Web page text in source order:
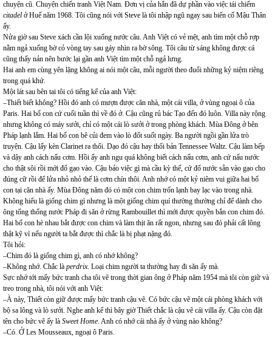
chuyện cũ. Chuyện chiến tranh Việt Nam. Đơn vị của hắn đã dự phần vào việc tái chiếm
citadel ở Huế năm 1968. Tôi cũng nói với Steve là tôi nhập ngũ ngay sau biến cố Mậu Thân
ấy.
Nửa giờ sau Steve xách cần lội xuống nước câu. Anh Việt có vẻ mệt, anh tìm một chỗ rợp
nằm ngả xuống bờ cỏ vòng tay sau gáy nhìn ra bờ sông. Tôi câu từ sáng không được cá
cũng thấy nản nên bước lại gần anh Việt tìm một chỗ ngả lưng.
Hai anh em cùng yên lặng không ai nói một câu, mỗi người theo đuổi những kỷ niệm riêng
trong quá khứ.
Một lát sau bên tai tôi có tiếng kể của anh Việt:
–Thiết biết không? Hồi đó anh có mượn được căn nhà, một cái villa, ở vùng ngoại ô của
Paris. Hai bố con cứ cuối tuần thì về đó ở. Cậu cũng rủ bác Tạo đến đó luôn. Villa này rộng
nhưng không có máy sưởi, chỉ có một cái lò sưởi ở trong phòng khách. Mùa Đông ở bên
Pháp lạnh lắm. Hai bố con bê củi đem vào lò đốt suốt ngày. Ba người ngồi gần lửa trò
truyện. Cậu lấy kèn Clarinet ra thổi. Dạo đó cậu hay thổi bản Tennessee Waltz. Cậu làm bếp
và dậy anh cách nấu cơm. Hồi ấy anh ngu quá không biết cách nấu cơm, anh cứ nấu nước
cho thật sôi rồi mới đổ gạo vào. Cậu bảo việc gì mà cầu kỳ thế, cứ đổ nước sẵn vào gạo cho
đúng cữ rồi để lửa nhỏ nhỏ thế là cơm chín thôi. Anh nhớ có một kỷ niêm vui giữa hai bố
con tại căn nhà ấy. Mùa Đông năm đó có một con chim trốn lạnh bay lạc vào trong nhà.
Không hiểu là giống chim gì nhưng là một giống chim quí thường thường chỉ để dành cho
ông tổng thống nước Pháp đi săn ở rừng Rambouillet thì mới được quyền bắn con chim đó.
Hai bố con hè nhau bắt được con chim và làm thịt ăn rất ngon, nhưng sau đó phải cất lông
thật kỹ vì nếu người ta bắt được thì chắc là bị phạt nặng đó.
Tôi hỏi:
–Chim đó là giống chim gì, anh có nhớ không?
–Không nhớ. Chắc là perdrix. Loại chim người ta thường hay đi săn ấy mà.
Sực nhớ tới mấy bức tranh cha tôi vẽ trong thời gian ông ở Pháp năm 1954 mà tôi còn giữ và
treo trong nhà, tôi nói với anh Việt:
–À này, Thiết còn giữ được mấy bức tranh cậu vẽ. Có bức cậu vẽ một cái phòng khách với
bộ sa lông và lò sưởi. Nghe anh kể thì bây giờ Thiết chắc là cậu vẽ cái villa ấy. Cậu còn đặt
tên cho bức vẽ ấy là Sweet Home. Anh có nhớ cái nhà ấy ở vùng nào không?
–Có. Ở Les Mousseaux, ngoại ô Paris.